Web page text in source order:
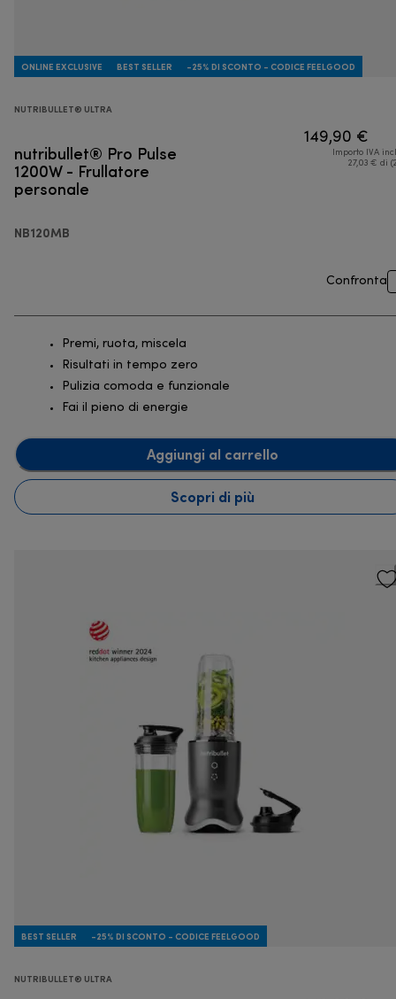
ONLINE EXCLUSIVE BEST SELLER -25% DI SCONTO - CODICE FEELGOOD
NUTRIBULLET® ULTRA
nutribullet® Pro Pulse
1200W - Frullatore
personale
NB120MB
149,90 €
Importo IVA
27,03 € di
Confronta
Premi, ruota, miscela
Risultati in tempo zero
Pulizia comoda e funzionale
Fai il pieno di energie
Aggiungi al carrello
Scopri di più
BEST SELLER -25% DI SCONTO - CODICE FEELGOOD
NUTRIBULLET® ULTRA